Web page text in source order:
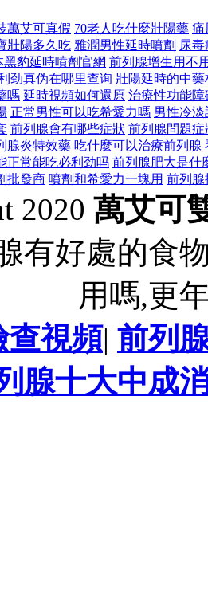
萬艾可真假 70老人吃什麼壯陽藥 痛
壯陽多久吃 雅潤男性延時噴劑 尿
黑豹延時噴劑官網 前列腺增生用不
劲真伪在哪里查询 壯陽延時的中
嗎 延時視頻如何還原 治療性功能障
正常男性可以吃希愛力嗎 男性冷
前列腺會有哪些症狀 前列腺問題症
腺炎特效藥 吃什麼可以治療前列腺
正常能吃必利劲吗 前列腺肥大是什
批發商 噴劑和希愛力一塊用 前列腺
2020 萬艾可
有好處的食
用嗎,更
查視頻| 前列
腺十大中成